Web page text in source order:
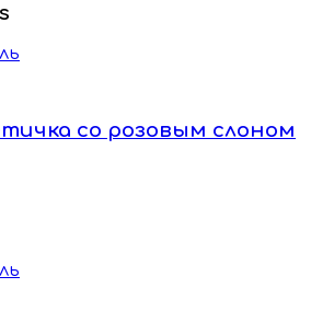
со розовым слоном